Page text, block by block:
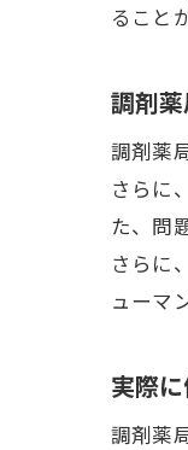
ること
調剤
調剤薬
さらに
た、問
さらに
ューマ
実際
調剤薬